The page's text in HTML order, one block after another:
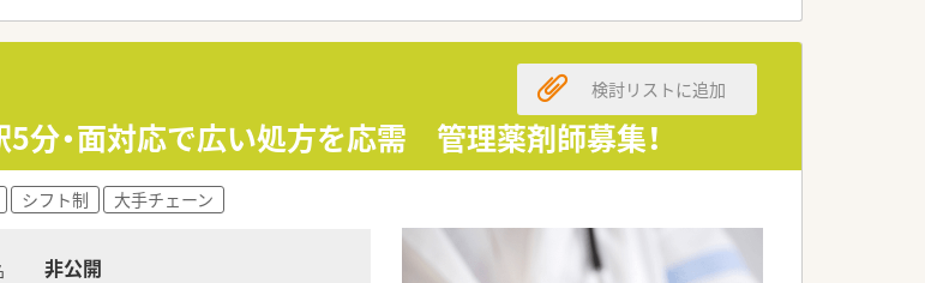
5分・面対応で広い処方を応需 管理薬剤師募集！
検討リストに追加
シフト制 大手チェーン
非公開